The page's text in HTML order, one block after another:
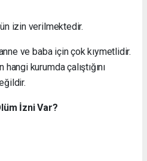
izin verilmektedir.
ve baba için çok kıymetlidir.
kurumda çalıştığını
İzni Var?